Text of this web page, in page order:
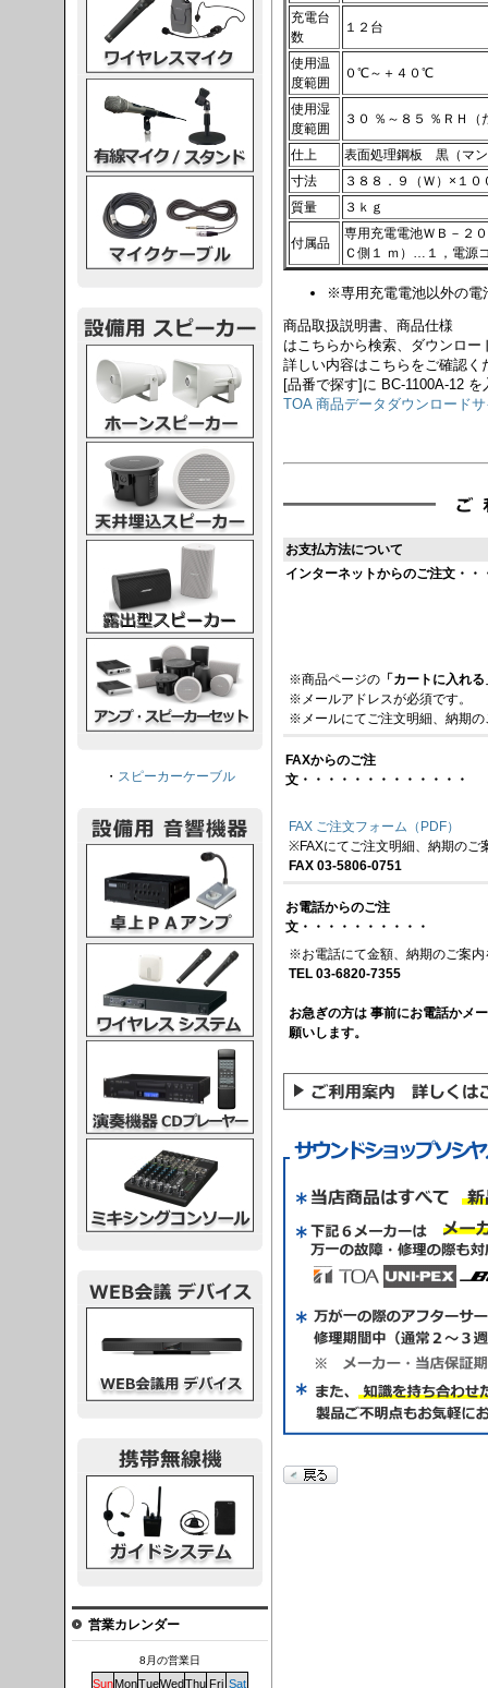
充電台
数
１２台
使用温
度範囲
０℃～＋４０℃
使用湿
度範囲
３０ ％～８５ ％ＲＨ
仕上
表面処理鋼板 黒（マ
寸法
３８８．９（Ｗ）×１
質量
３ｋｇ
付属品
専用充電電池ＷＢ－２
Ｃ側１ ｍ）…１，電源
※専用充電電池以外の電
商品取扱説明書、商品仕様
はこちらから検索、ダウンロー
詳しい内容はこちらをご確認く
[品番で探す]に BC-1100A-12
TOA 商品データダウンロード
お支払方法について
インターネットからのご注文・・
※商品ページの 「カートに入れる
※メールアドレスが必須です。
※メールにてご注文明細、納期
FAXからのご注
文・・・・・・・・・・・・・
FAX ご注文フォーム（PDF）
※FAXにてご注文明細、納期のご
FAX 03-5806-0751
お電話からのご注
文・・・・・・・・・・
※お電話にて金額、納期のご案内
TEL 03-6820-7355
お急ぎの方は 事前にお電話かメ
願いします。
・ スピーカーケーブル
営業カレンダー
8月の営業日
SunMonTueWedThu Fri Sat